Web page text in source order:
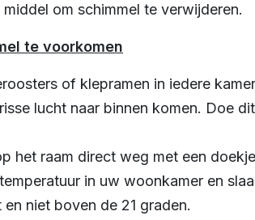
middel om schimmel te verwijderen.
te voorkomen
of klepramen in iedere
lucht naar binnen komen. Doe
het raam direct weg met een
in uw woonkamer en
niet boven de 21 graden.